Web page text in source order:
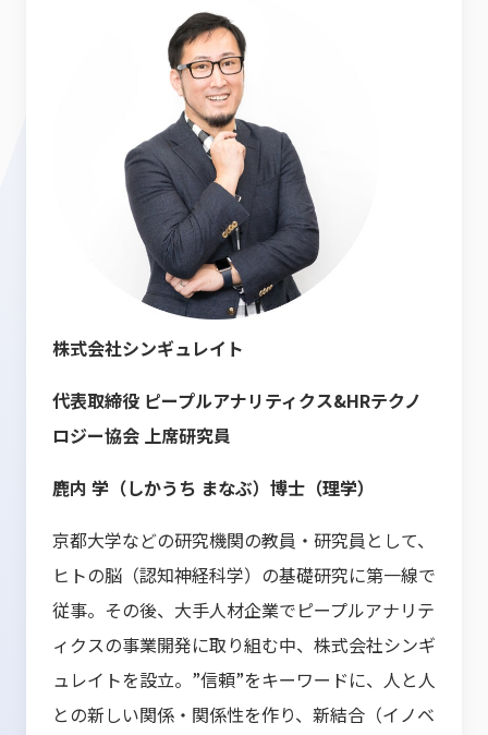
株式会社シンギュレイト
代表取締役 ピープルアナリティクス&HRテクノ
ロジー協会 上席研究員
鹿内 学（しかうち まなぶ）博士（理学）
京都大学などの研究機関の教員・研究員として、
ヒトの脳（認知神経科学）の基礎研究に第一線で
従事。その後、大手人材企業でピープルアナリテ
ィクスの事業開発に取り組む中、株式会社シンギ
ュレイトを設立。”信頼”をキーワードに、人と人
との新しい関係・関係性を作り、新結合（イノベ